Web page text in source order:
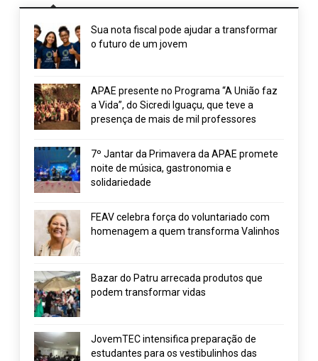
Sua nota fiscal pode ajudar a transformar
o futuro de um jovem
APAE presente no Programa “A União faz
a Vida”, do Sicredi Iguaçu, que teve a
presença de mais de mil professores
7º Jantar da Primavera da APAE promete
noite de música, gastronomia e
solidariedade
FEAV celebra força do voluntariado com
homenagem a quem transforma Valinhos
Bazar do Patru arrecada produtos que
podem transformar vidas
JovemTEC intensifica preparação de
estudantes para os vestibulinhos das